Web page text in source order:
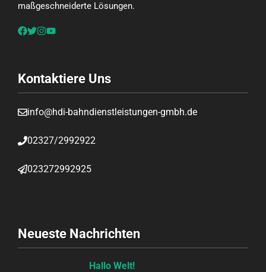
maßgeschneiderte Lösungen.
Kontaktiere Uns
info@hdi-bahndienstleistungen-gmbh.de
02327/2992922
023272992925
Neueste Nachrichten
Hallo Welt!